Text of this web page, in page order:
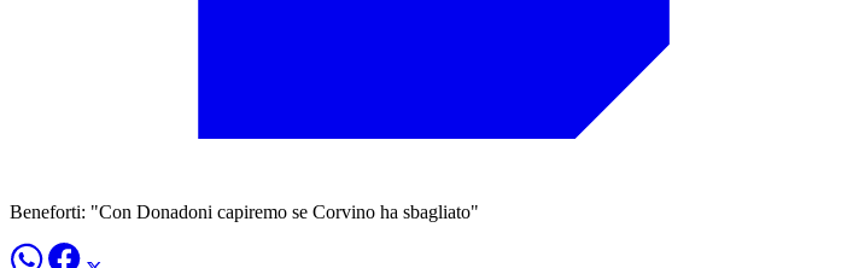
Beneforti: "Con Donadoni capiremo se Corvino ha sbagliato"